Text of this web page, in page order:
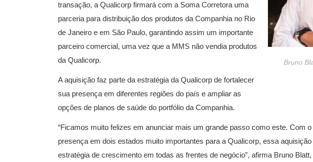
Bruno
transação, a Qualicorp firmará com a Soma Corretora uma
parceria para distribuição dos produtos da Companhia no Rio
de Janeiro e em São Paulo, garantindo assim um importante
parceiro comercial, uma vez que a MMS não vendia produtos
da Qualicorp.
A aquisição faz parte da estratégia da Qualicorp de fortalecer
sua presença em diferentes regiões do país e ampliar as
opções de planos de saúde do portfólio da Companhia.
“Ficamos muito felizes em anunciar mais um grande passo como este. Com
presença em dois estados muito importantes para a Qualicorp, essa
estratégia de crescimento em todas as frentes de negócio”, afirma Bruno